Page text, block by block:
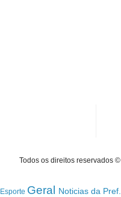
Todos os direitos reservados
Esporte Geral Noticias da